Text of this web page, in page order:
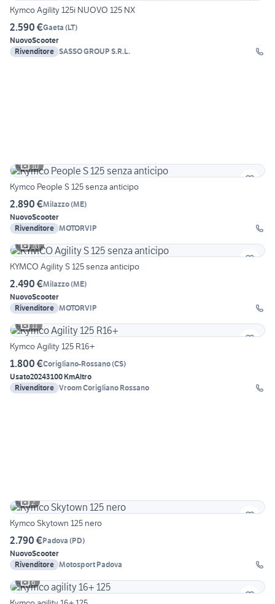
Kymco Agility 125i NUOVO 125 NX
2.590 €Gaeta (LT)
NuovoScooter
Rivenditore SASSO GROUP S.R.L.
10
Kymco People S 125 senza anticipo
2.890 €Milazzo(ME)
NuovoScooter
Rivenditore MOTORVIP
20
KYMCO Agility S 125 senza anticipo
2.490 €Milazzo(ME)
NuovoScooter
Rivenditore MOTORVIP
11
Kymco Agility 125 R16+
1.800 €Corigliano-Rossano(CS)
Usato20243100 KmAltro
Rivenditore Vroom Corigliano Rossano
2
Kymco Skytown 125 nero
2.790 €Padova (PD)
NuovoScooter
Rivenditore Motosport Padova
6